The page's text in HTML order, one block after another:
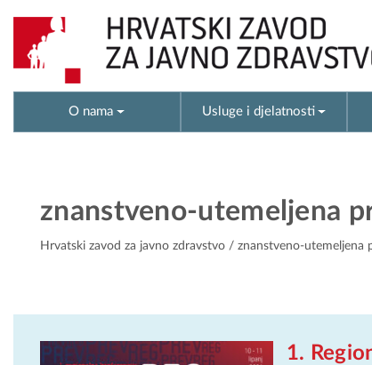
O nama Usluge i djelatnosti
znanstveno-utemeljena
Hrvatski zavod za javno zdravstvo / znanstveno-utemeljena
1.